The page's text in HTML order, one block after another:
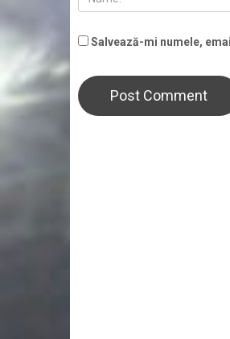
Salvează-mi numele,